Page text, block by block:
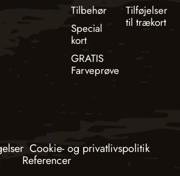
Tilbehør
Special
kort
GRATIS
Farveprøve
Tilføjelser
til trækort
Cookie- og privatlivspolitik
Referencer